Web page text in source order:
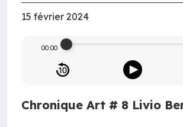
15 février 2024
00:00
Chronique Art # 8 Livio